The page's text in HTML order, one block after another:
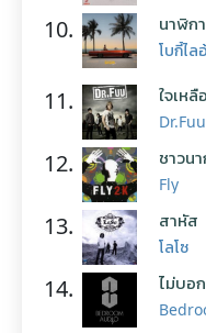
10. นาฬิก
โบกี้ไล
11. ใจเหลื
Dr.Fuu
12. ชาวน
Fly
13. สาหัส
โลโซ
14. ไม่บอ